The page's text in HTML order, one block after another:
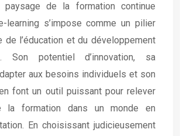
de la formation continue
learning s’impose comme un pilier
de l’éducation et du développement
Son potentiel d’innovation, sa
aux besoins individuels et son
font un outil puissant pour relever
formation dans un monde en
En choisissant judicieusement